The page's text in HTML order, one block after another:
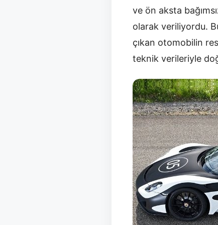
ve ön aksta
olarak veriliyordu.
çıkan otomobilin
teknik verileriyle